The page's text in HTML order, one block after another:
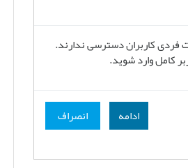
فردی کاربران دسترسی ندارند.
کامل وارد شوید.
ادامه انصراف